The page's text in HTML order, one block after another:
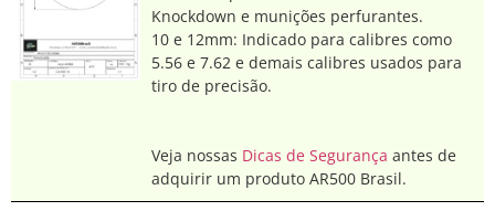
Knockdown e munições perfurantes.
10 e 12mm: Indicado para calibres como
5.56 e 7.62 e demais calibres usados para
tiro de precisão.
Veja nossas Dicas de Segurança antes de
adquirir um produto AR500 Brasil.